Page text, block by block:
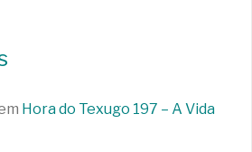
Hora do Texugo 197 – A Vida